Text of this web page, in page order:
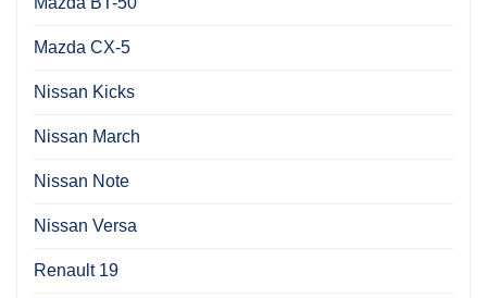
Mazda CX-5
Nissan Kicks
Nissan March
Nissan Note
Nissan Versa
Renault 19